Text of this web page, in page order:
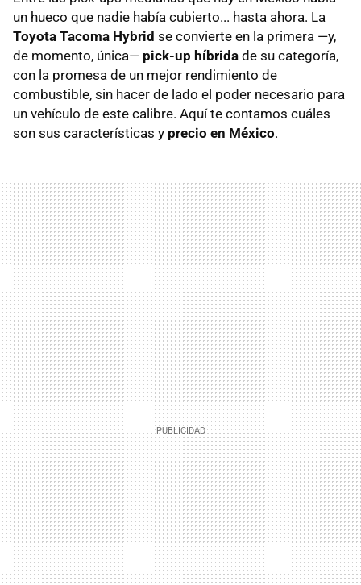
un hueco que nadie había cubierto... hasta ahora. La
Toyota Tacoma Hybrid se convierte en la primera —y,
de momento, única— pick-up híbrida de su categoría,
con la promesa de un mejor rendimiento de
combustible, sin hacer de lado el poder necesario para
un vehículo de este calibre. Aquí te contamos cuáles
son sus características y precio en México.